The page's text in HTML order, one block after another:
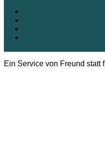
Ein Service von Freund statt